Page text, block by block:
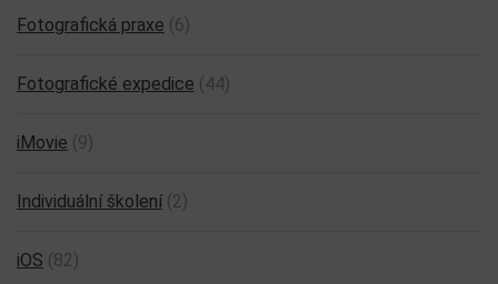
Fotografická praxe (6)
Fotografické expedice (44)
iMovie (9)
Individuální školení (2)
iOS (82)